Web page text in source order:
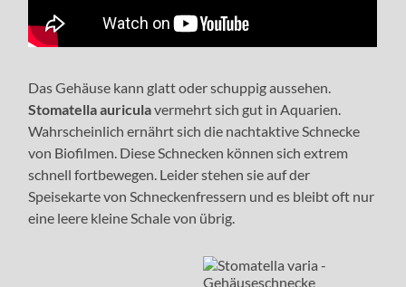
Das Gehäuse kann glatt oder schuppig aussehen.
Stomatella auriculavermehrt sich gut in Aquarien.
Wahrscheinlich ernährt sich die nachtaktive Schnecke
von Biofilmen. Diese Schnecken können sich extrem
schnell fortbewegen. Leider stehen sie auf der
Speisekarte von Schneckenfressern und es bleibt oft nur
eine leere kleine Schale von übrig.